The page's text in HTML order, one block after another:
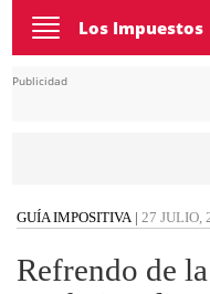
Toggle
navigation
Los Impuestos
Publicidad
GUÍA IMPOSITIVA| 27 JULIO,
Refrendo de